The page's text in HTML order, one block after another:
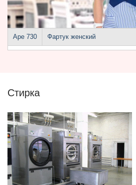
Аре 730 Фартук женский
Стирка